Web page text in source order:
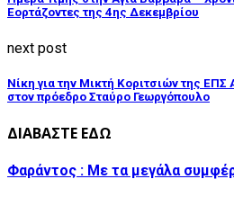
Εορτάζοντες της 4ης Δεκεμβρίου
next post
Νίκη για την Μικτή Κοριτσιών της ΕΠΣ
στον πρόεδρο Σταύρο Γεωργόπουλο
ΔΙΑΒΑΣΤΕ ΕΔΩ
Φαράντος : Mε τα μεγάλα